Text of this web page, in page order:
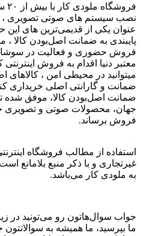
نصب سیستم های صوتی تصویری ،
عنوان یکی از قدیمی‌ترین های این
پایبندی به ضمانت اصل‌بودن کالا
فروش حضوری و فعالیت در سوشال
معتبر دنیا اقدام به فروش
میتوانید در محیطی امن ،
ضمانت و گارانتی اصلی خریداری
ضمانت اصل‌بودن کالا، موفق شده
جهان، محصولات صوتی و تصویری
فروش برساند.
استفاده از مطالب فروشگاه
غیرتجاری و با ذکر منبع بلامانع
به ملودی کار می‌باشد.
جواب سوال‌هاتون رو می‌تونید در
ما بپرسید، ما همیشه به